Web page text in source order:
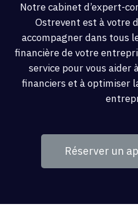
Notre cabinet d’expert-
Ostrevent est à votre
accompagner dans tous
financière de votre
service pour vous aider
financiers et à optimiser
Réserver un